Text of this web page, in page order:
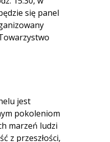
się panel
jest
pokoleniom
marzeń ludzi
z przeszłości,